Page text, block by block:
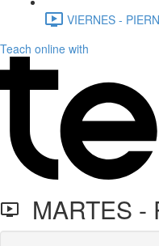
VIERNES -
Teach online with
MARTES -